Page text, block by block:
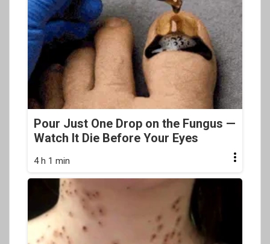
Pour Just One Drop on the Fungus —
Watch It Die Before Your Eyes
4 h 1 min